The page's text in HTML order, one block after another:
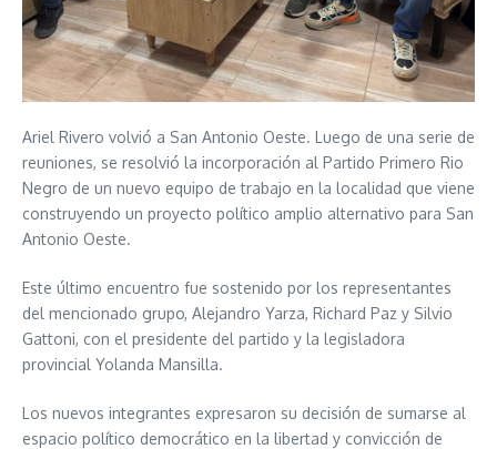
Ariel Rivero volvió a San Antonio Oeste. Luego de una serie de
reuniones, se resolvió la incorporación al Partido Primero Rio
Negro de un nuevo equipo de trabajo en la localidad que viene
construyendo un proyecto político amplio alternativo para San
Antonio Oeste.
Este último encuentro fue sostenido por los representantes
del mencionado grupo, Alejandro Yarza, Richard Paz y Silvio
Gattoni, con el presidente del partido y la legisladora
provincial Yolanda Mansilla.
Los nuevos integrantes expresaron su decisión de sumarse al
espacio político democrático en la libertad y convicción de